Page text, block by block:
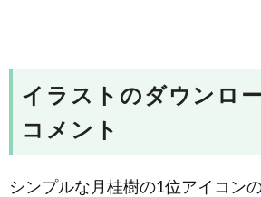
イラストのダウンロ
コメント
シンプルな月桂樹の1位アイコン